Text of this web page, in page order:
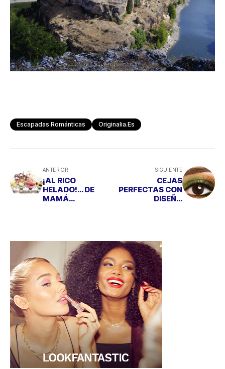
Escapadas Románticas Originalia.es
ANTERIOR
¡AL RICO
HELADO!… DE
MAMÁ
SIGUIENTE
CEJAS
PERFECTAS CON
DISEÑO